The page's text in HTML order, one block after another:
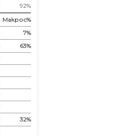
92%
Макрос%
7%
63%
32%